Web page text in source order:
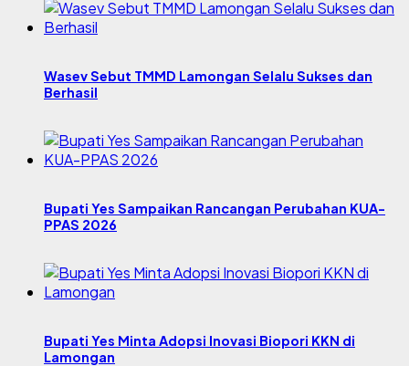
Wasev Sebut TMMD Lamongan Selalu Sukses dan
Berhasil
Bupati Yes Sampaikan Rancangan Perubahan KUA-
PPAS 2026
Bupati Yes Minta Adopsi Inovasi Biopori KKN di
Lamongan